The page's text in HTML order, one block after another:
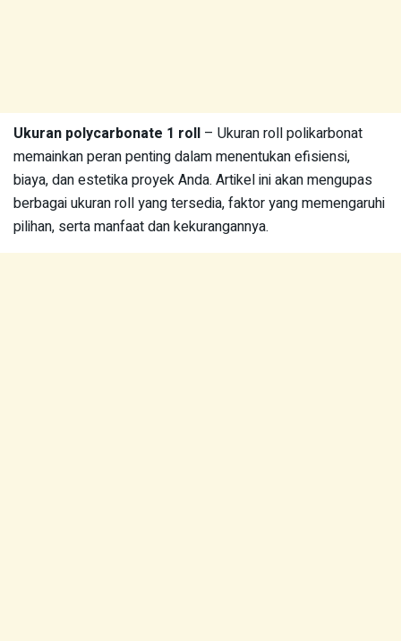
Ukuran polycarbonate 1 roll – Ukuran roll polikarbonat
memainkan peran penting dalam menentukan efisiensi,
biaya, dan estetika proyek Anda. Artikel ini akan mengupas
berbagai ukuran roll yang tersedia, faktor yang memengaruhi
pilihan, serta manfaat dan kekurangannya.